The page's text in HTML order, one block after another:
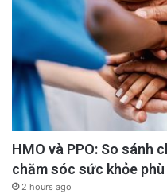
HMO và PPO: So sánh
chăm sóc sức khỏe
2 hours ago